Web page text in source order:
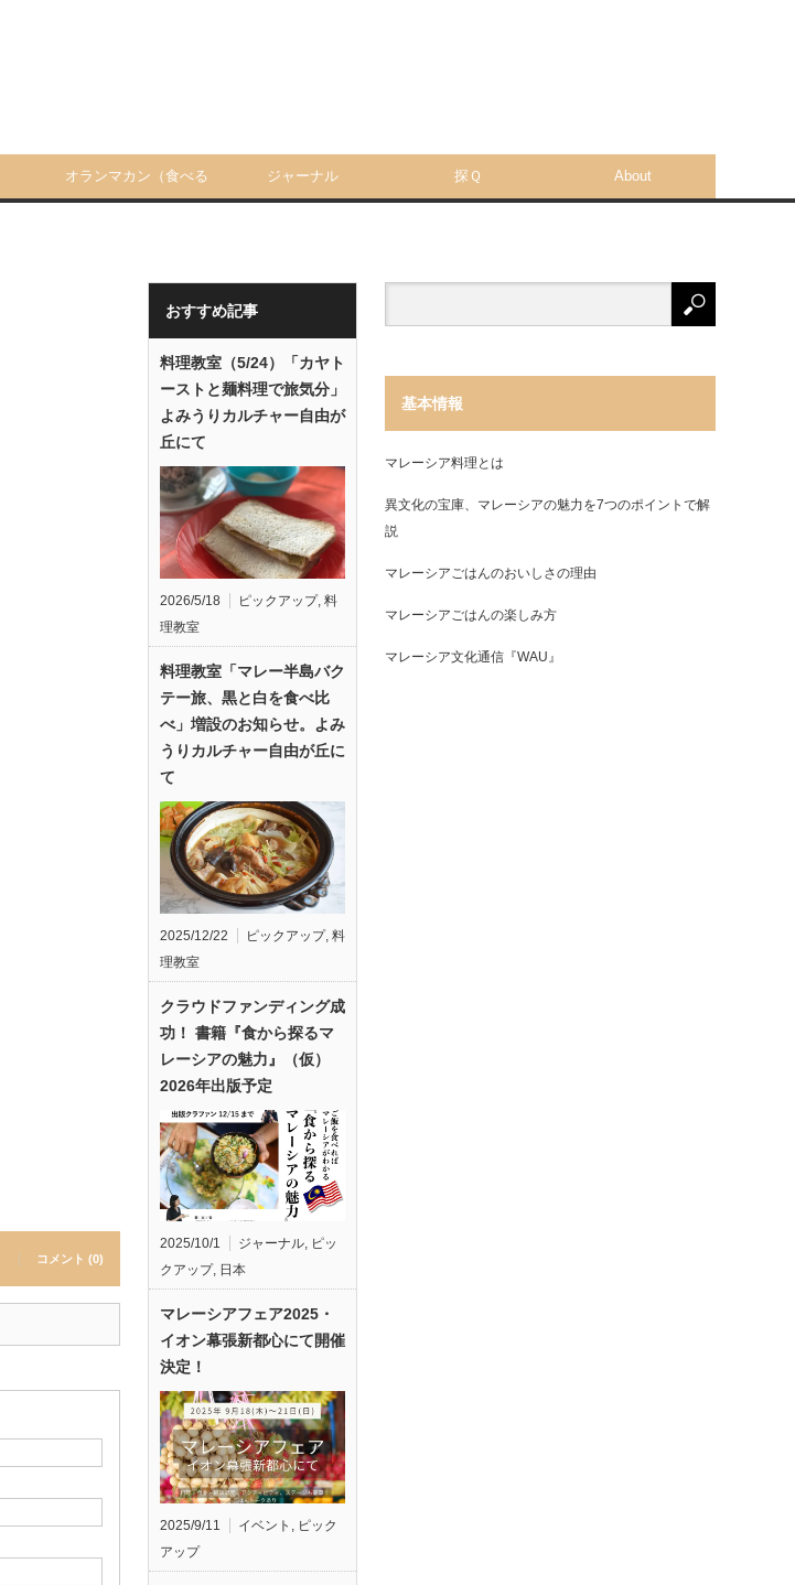
オランマカン（食べる ジャーナル 探Ｑ About
コメント (0)
おすすめ記事
料理教室（5/24）「カヤト
ーストと麺料理で旅気分」
よみうりカルチャー自由が
丘にて
2026/5/18 ピックアップ, 料
理教室
料理教室「マレー半島バク
テー旅、黒と白を食べ比
べ」増設のお知らせ。よみ
うりカルチャー自由が丘に
て
2025/12/22 ピックアップ, 料
理教室
クラウドファンディング成
功！ 書籍『食から探るマ
レーシアの魅力』（仮）
2026年出版予定
2025/10/1 ジャーナル, ピッ
クアップ, 日本
マレーシアフェア2025・
イオン幕張新都心にて開催
決定！
2025/9/11 イベント , ピック
アップ
基本情報
マレーシア料理とは
異文化の宝庫、マレーシアの魅力を7つのポイントで解
説
マレーシアごはんのおいしさの理由
マレーシアごはんの楽しみ方
マレーシア文化通信『WAU』